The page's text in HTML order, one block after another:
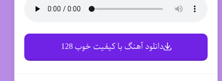
دانلود آهنگ با کیفیت خوب 128